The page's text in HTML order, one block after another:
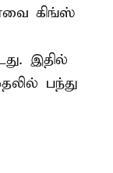
கிங்ஸ்
இதில்
பந்து